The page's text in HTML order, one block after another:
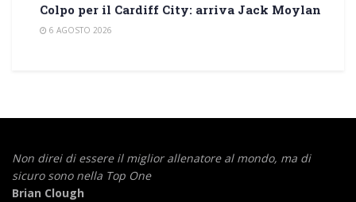
Colpo per il Cardiff City: arriva Jack Moylan
6 AGOSTO 2026
Non direi di essere il miglior allenatore al mondo, ma di
sicuro sono nella Top One
Brian Clough